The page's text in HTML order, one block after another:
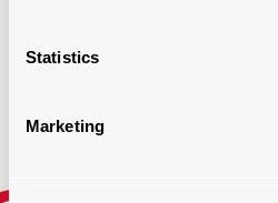
Statistics
Marketing